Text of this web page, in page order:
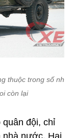
thuộc trong số
còn lại
đội, chỉ
nhà nước. Hai